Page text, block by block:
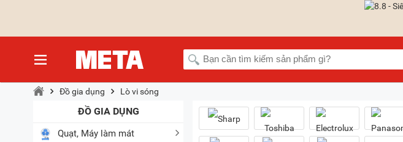
Đồ gia dụng Lò vi sóng
ĐỒ GIA DỤNG
Quạt, Máy làm mát